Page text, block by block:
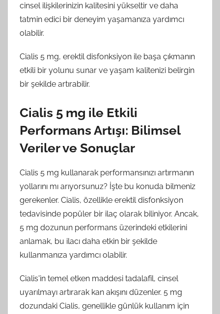
cinsel ilişkilerinizin kalitesini yükseltir ve daha
tatmin edici bir deneyim yaşamanıza yardımcı
olabilir.
Cialis 5 mg, erektil disfonksiyon ile başa çıkmanın
etkili bir yolunu sunar ve yaşam kalitenizi belirgin
bir şekilde artırabilir.
Cialis 5 mg ile Etkili
Performans Artışı: Bilimsel
Veriler ve Sonuçlar
Cialis 5 mg kullanarak performansınızı artırmanın
yollarını mı arıyorsunuz? İşte bu konuda bilmeniz
gerekenler. Cialis, özellikle erektil disfonksiyon
tedavisinde popüler bir ilaç olarak biliniyor. Ancak,
5 mg dozunun performans üzerindeki etkilerini
anlamak, bu ilacı daha etkin bir şekilde
kullanmanıza yardımcı olabilir.
Cialis'in temel etken maddesi tadalafil, cinsel
uyarılmayı artırarak kan akışını düzenler. 5 mg
dozundaki Cialis, genellikle günlük kullanım için